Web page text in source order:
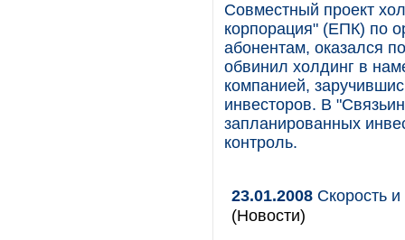
Совместный проект
корпорация" (ЕПК) по
абонентам, оказался
обвинил холдинг в
компанией,
инвесторов. В
запланированных
контроль.
23.01.2008 Скорость
(Новости)